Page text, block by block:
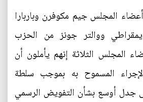
المجلس جيم مكوفرن وباربارا
ووالتر جونز من الحزب
المجلس الثلاثة إنهم يأملون أن
المسموح به بموجب سلطة
جدل أوسع بشأن التفويض الرسمي